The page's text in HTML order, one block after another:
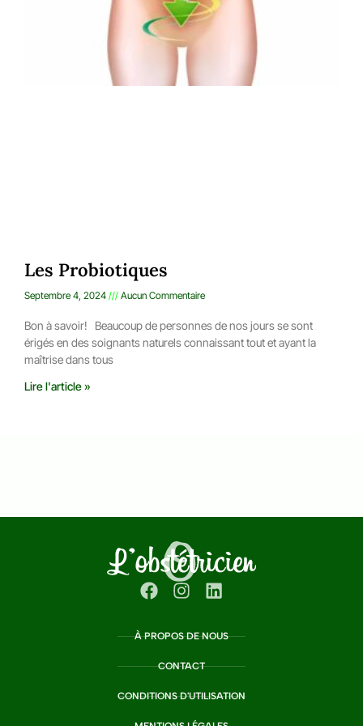
Les Probiotiques
Septembre 4, 2024 Aucun Commentaire
Bon à savoir! Beaucoup de personnes de nos jours se sont
érigés en des soignants naturels connaissant tout et ayant la
maîtrise dans tous
Lire l'article »
À PROPOS DE NOUS
CONTACT
CONDITIONS D'UTILISATION